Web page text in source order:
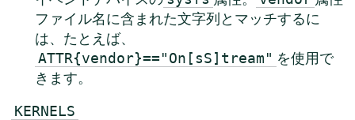
ファイル名に含まれた文字列とマッチするに
は、たとえば、
ATTR{vendor}=="On[sS]tream" を使用で
きます。
KERNELS